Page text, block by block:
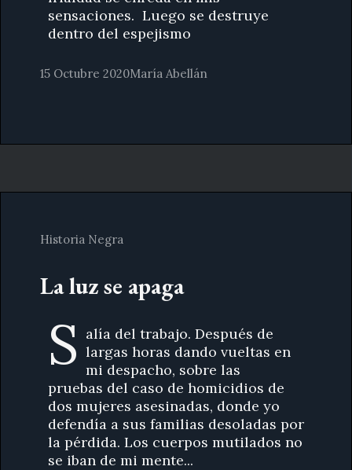
sensaciones. Luego se destruye
dentro del espejismo
15 Octubre 2020María Abellán
Historia Negra
La luz se apaga
S alía del trabajo. Después de
largas horas dando vueltas en
mi despacho, sobre las
pruebas del caso de homicidios de
dos mujeres asesinadas, donde yo
defendía a sus familias desoladas por
la pérdida. Los cuerpos mutilados no
se iban de mi mente...